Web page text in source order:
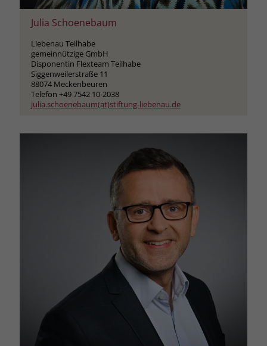
Julia Schoenebaum
Liebenau Teilhabe
gemeinnützige GmbH
Disponentin Flexteam Teilhabe
Siggenweilerstraße 11
88074 Meckenbeuren
Telefon +49 7542 10-2038
julia.schoenebaum(at)stiftung-liebenau.de